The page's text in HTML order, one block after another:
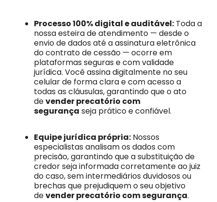
Processo 100% digital e auditável: Toda a
nossa esteira de atendimento — desde o
envio de dados até a assinatura eletrônica
do contrato de cessão — ocorre em
plataformas seguras e com validade
jurídica. Você assina digitalmente no seu
celular de forma clara e com acesso a
todas as cláusulas, garantindo que o ato
devender precatório com
segurança seja prático e confiável.
Equipe jurídica própria: Nossos
especialistas analisam os dados com
precisão, garantindo que a substituição de
credor seja informada corretamente ao juiz
do caso, sem intermediários duvidosos ou
brechas que prejudiquem o seu objetivo
devender precatório com segurança.